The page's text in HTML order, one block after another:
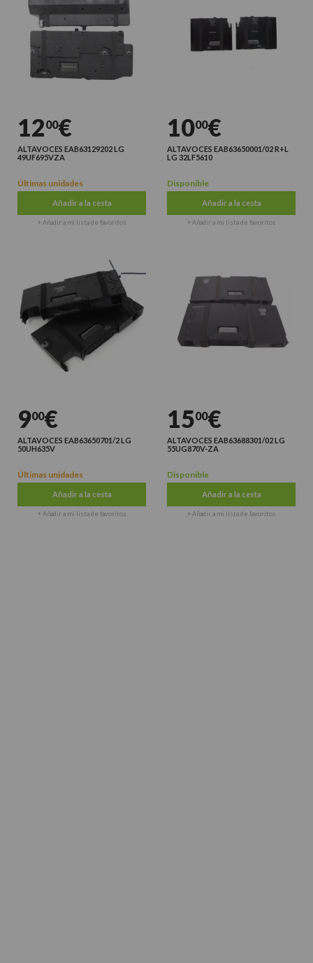
1200€
ALTAVOCES EAB63129202 LG
49UF695VZA
Últimas unidades
Añadir a la cesta
+ Añadir a mi lista de favoritos
1000€
ALTAVOCES EAB63650001/02 R+L
LG 32LF5610
Disponible
Añadir a la cesta
+ Añadir a mi lista de favoritos
900€
ALTAVOCES EAB63650701/2 LG
50UH635V
Últimas unidades
Añadir a la cesta
+ Añadir a mi lista de favoritos
1500€
ALTAVOCES EAB63688301/02 LG
55UG870V-ZA
Disponible
Añadir a la cesta
+ Añadir a mi lista de favoritos